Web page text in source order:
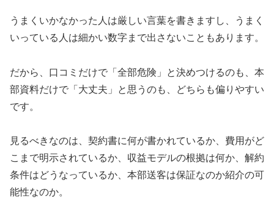
うまくいかなかった人は厳しい言葉を書きますし、うまく
いっている人は細かい数字まで出さないこともあります。
だから、口コミだけで「全部危険」と決めつけるのも、本
部資料だけで「大丈夫」と思うのも、どちらも偏りやすい
です。
見るべきなのは、契約書に何が書かれているか、費用がど
こまで明示されているか、収益モデルの根拠は何か、解約
条件はどうなっているか、本部送客は保証なのか紹介の可
能性なのか。